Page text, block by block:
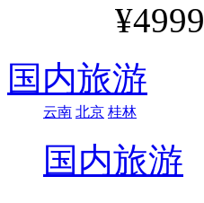
¥4999
国内旅游
云南 北京 桂林
国内旅游